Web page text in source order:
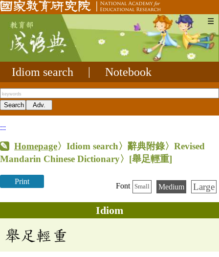
☰
Idiom search Notebook
:::
Homepage〉Idiom search〉辭典附錄〉Revised
Mandarin Chinese Dictionary〉 [舉足輕重]
Print
Font Small Medium Large
Idiom
舉足輕重